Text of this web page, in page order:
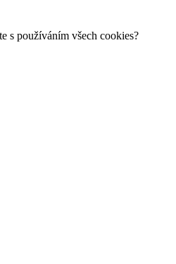
s používáním všech cookies?